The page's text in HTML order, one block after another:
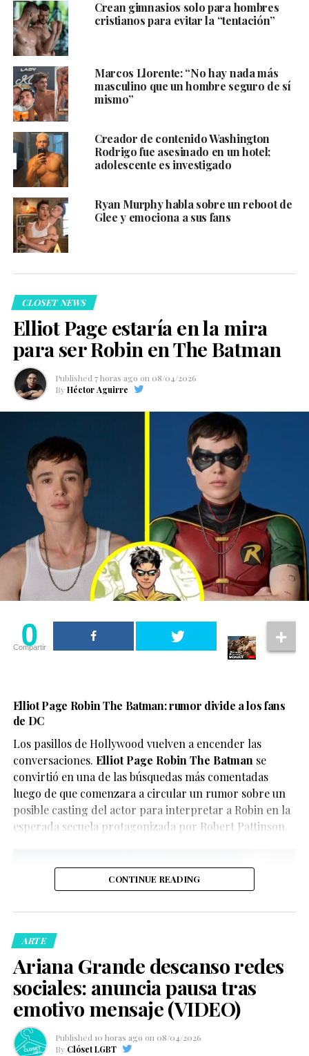
Crean gimnasios solo para hombres
cristianos para evitar la “tentación”
Marcos Llorente: “No hay nada más
masculino que un hombre seguro de sí
mismo”
Creador de contenido Washington
Rodrigo fue asesinado en un hotel;
adolescente es investigado
Ryan Murphy habla sobre un reboot de
Glee y emociona a sus fans
CLOSET NEWS
Elliot Page estaría en la mira
para ser Robin en The Batman
Published 7 horas ago on 08/04/2026
By Héctor Aguirre
0
Compartir
Elliot Page Robin The Batman: rumor divide a los fans
de DC
Los pasillos de Hollywood vuelven a encender las
conversaciones. Elliot Page Robin The Batmanse
convirtió en una de las búsquedas más comentadas
luego de que comenzara a circular un rumor sobre un
posible casting del actor para interpretar a Robin en la
esperada secuela protagonizada por Robert Pattinson.
CONTINUE READING
ARTE
Ariana Grande descanso redes
sociales: anuncia pausa tras
emotivo mensaje (VIDEO)
Published 10 horas ago on 08/04/2026
By Clóset LGBT